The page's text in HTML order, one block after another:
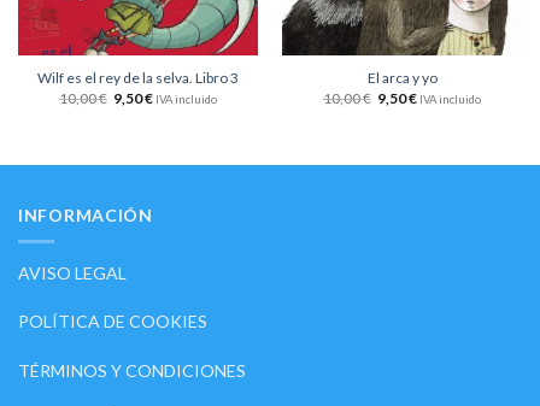
Wilf es el rey de la selva. Libro 3
10,00€ 9,50€ IVA incluido
El arca y yo
10,00€ 9,50€ IVA incluido
INFORMACIÓN
AVISO LEGAL
POLÍTICA DE COOKIES
TÉRMINOS Y CONDICIONES